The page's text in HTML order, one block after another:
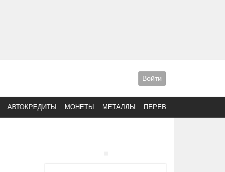
Войти
АВТОКРЕДИТЫ МОНЕТЫ МЕТАЛЛЫ ПЕРЕВОДЫ